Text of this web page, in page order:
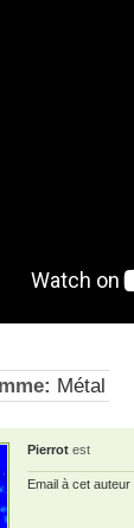
Métal
Pierrot est
Email à cet auteur